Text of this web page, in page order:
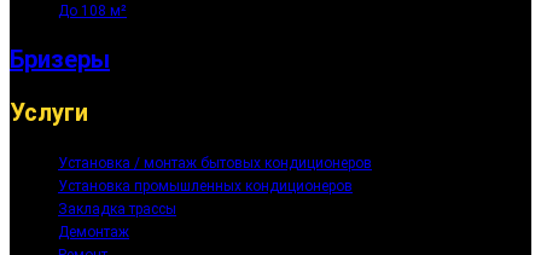
До 108 м²
Бризеры
Услуги
Установка / монтаж бытовых кондиционеров
Установка промышленных кондиционеров
Закладка трассы
Демонтаж